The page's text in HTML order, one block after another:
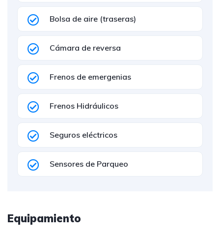
Bolsa de aire (traseras)
Cámara de reversa
Frenos de emergenias
Frenos Hidráulicos
Seguros eléctricos
Sensores de Parqueo
Equipamiento